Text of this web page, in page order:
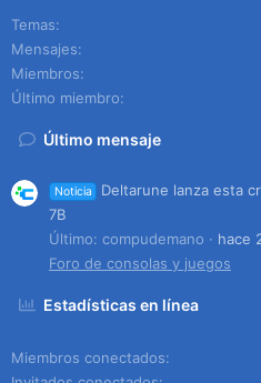
Temas
Mensajes
Miembros
Último miembro
Último mensaje
Noticia
Deltarune lanza esta
7B
Último: compudemano
hace
Foro de consolas y juegos
Estadísticas en línea
Miembros conectados